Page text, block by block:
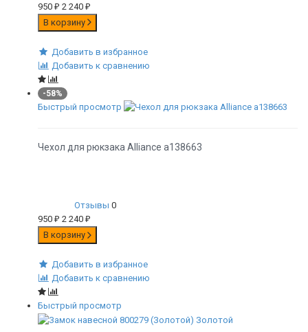
950 ₽ 2 240 ₽
В корзину
Добавить в избранное
Добавить к сравнению
-58%
Быстрый просмотр
Чехол для рюкзака Alliance а138663
Отзывы 0
950 ₽ 2 240 ₽
В корзину
Добавить в избранное
Добавить к сравнению
Быстрый просмотр